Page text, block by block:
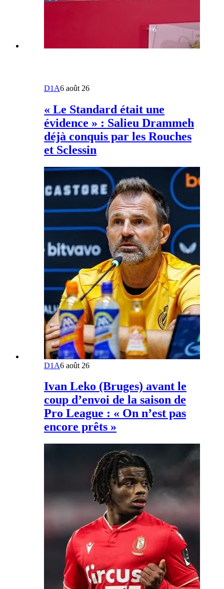
D1A6 août 26
« Le Standard était une
évidence » : Salieu Drammeh
déjà conquis par les Rouches
et Sclessin
D1A6 août 26
Ivan Leko (Bruges) avant le
coup d’envoi de la saison de
Pro League : « On n’est pas
encore prêts »